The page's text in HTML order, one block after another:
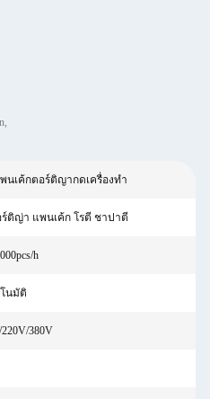
นเค้กตอร์ติญากดเครื่องทำ
ติญ่า แพนเค้ก โรตี ชาปาตี
h
นมัติ
220V/380V